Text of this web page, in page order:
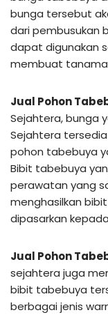
bunga tersebut
dari pembusukan
dapat digunakan
membuat
Jual Pohon
Sejahtera, bunga
Sejahtera
pohon tabebuya
Bibit tabebuya
perawatan yang
menghasilkan
dipasarkan
Jual Pohon
sejahtera juga
bibit tabebuya
berbagai jenis